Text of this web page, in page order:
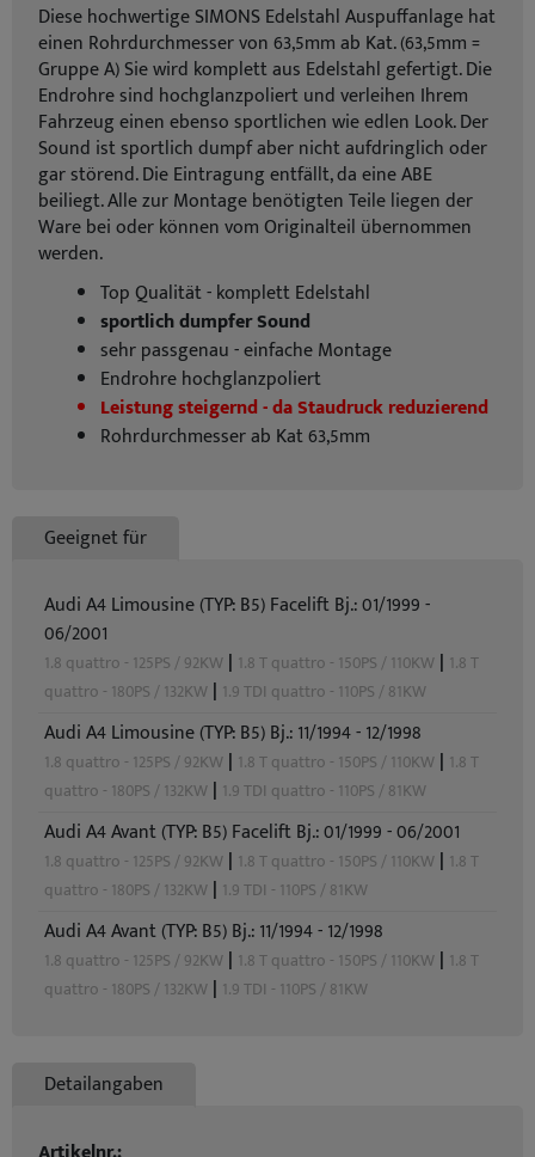
Diese hochwertige SIMONS Edelstahl Auspuffanlage hat
einen Rohrdurchmesser von 63,5mm ab Kat. (63,5mm =
Gruppe A) Sie wird komplett aus Edelstahl gefertigt. Die
Endrohre sind hochglanzpoliert und verleihen Ihrem
Fahrzeug einen ebenso sportlichen wie edlen Look. Der
Sound ist sportlich dumpf aber nicht aufdringlich oder
gar störend. Die Eintragung entfällt, da eine ABE
beiliegt. Alle zur Montage benötigten Teile liegen der
Ware bei oder können vom Originalteil übernommen
werden.
Top Qualität - komplett Edelstahl
sportlich dumpfer Sound
sehr passgenau - einfache Montage
Endrohre hochglanzpoliert
Leistung steigernd - da Staudruck reduzierend
Rohrdurchmesser ab Kat 63,5mm
Geeignet für
Audi A4 Limousine (TYP: B5) Facelift Bj.: 01/1999 -
06/2001
1.8 quattro - 125PS / 92KW | 1.8 T quattro - 150PS / 110KW | 1.8 T
quattro - 180PS / 132KW | 1.9 TDI quattro - 110PS / 81KW
Audi A4 Limousine (TYP: B5) Bj.: 11/1994 - 12/1998
1.8 quattro - 125PS / 92KW | 1.8 T quattro - 150PS / 110KW | 1.8 T
quattro - 180PS / 132KW | 1.9 TDI quattro - 110PS / 81KW
Audi A4 Avant (TYP: B5) Facelift Bj.: 01/1999 - 06/2001
1.8 quattro - 125PS / 92KW | 1.8 T quattro - 150PS / 110KW | 1.8 T
quattro - 180PS / 132KW | 1.9 TDI - 110PS / 81KW
Audi A4 Avant (TYP: B5) Bj.: 11/1994 - 12/1998
1.8 quattro - 125PS / 92KW | 1.8 T quattro - 150PS / 110KW | 1.8 T
quattro - 180PS / 132KW | 1.9 TDI - 110PS / 81KW
Detailangaben